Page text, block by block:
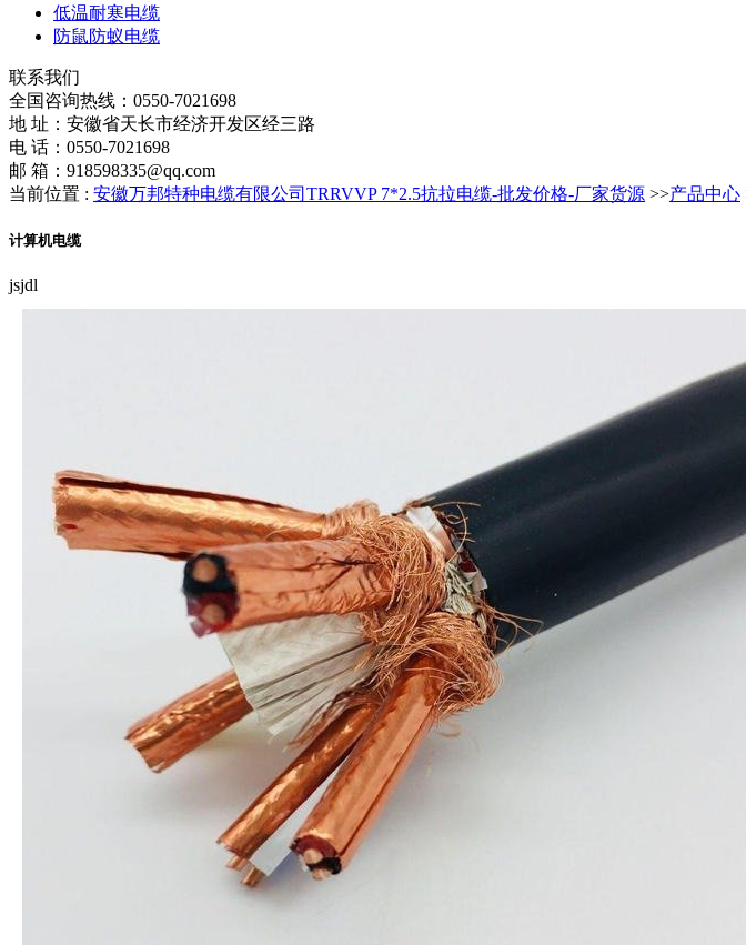
低温耐寒电缆
防鼠防蚁电缆
联系我们
全国咨询热线： 0550-7021698
地 址：安徽省天长市经济开发区经三路
电 话：0550-7021698
邮 箱：918598335@qq.com
当前位置 : 安徽万邦特种电缆有限公司TRRVVP 7*2.5抗拉电缆-批发价格-厂家货源 >>产品中心
计算机电缆
jsjdl